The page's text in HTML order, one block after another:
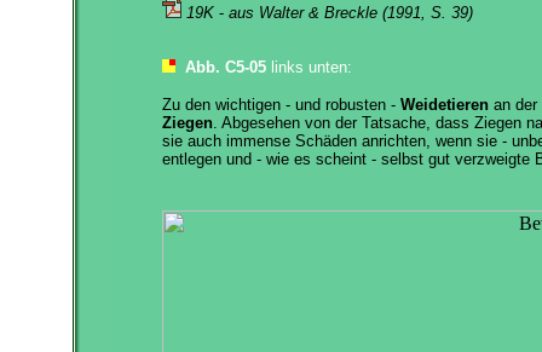
19K - aus Walter & Breckle (1991, S. 39)
Abb. C5-05 links unten:
Zu den wichtigen - und robusten - Weidetieren an der
Ziegen. Abgesehen von der Tatsache, dass Ziegen
sie auch immense Schäden anrichten, wenn sie -
entlegen und - wie es scheint - selbst gut verzweigte